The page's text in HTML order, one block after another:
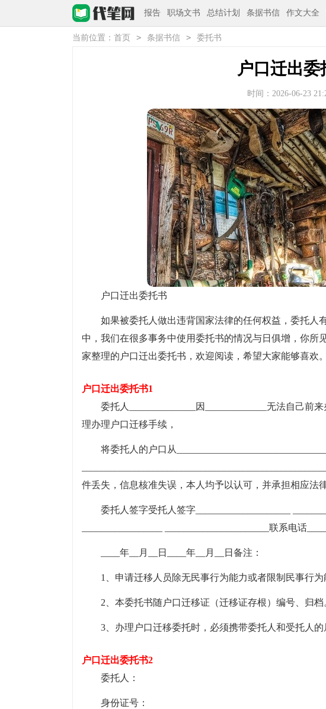
报告 职场文书 总结计划 条据书信 作文大全
当前位置： 首页 > 条据书信 > 委托书
户口迁出委
时间：2026-06-23
户口迁出委托书
如果被委托人做出违背国家法律的任何权益，委托人
中，我们在很多事务中使用委托书的情况与日俱增，你所
家整理的户口迁出委托书，欢迎阅读，希望大家能够喜欢。
户口迁出委托书1
委托人______________因_____________无法自己前
理办理户口迁移手续，
将委托人的户口从
件丢失，信息核准失误，本人均予以认可，并承担相应法律
委托人签字受托人签字____________________
_________________ ______________________联系电话
____年__月__日____年__月__日备注：
1、申请迁移人员除无民事行为能力或者限制民事行为
2、本委托书随户口迁移证（迁移证存根）编号、归档
3、办理户口迁移委托时，必须携带委托人和受托人的
户口迁出委托书2
委托人：
身份证号：